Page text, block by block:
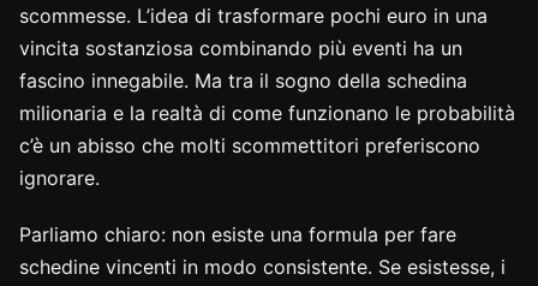
scommesse. L’idea di trasformare pochi euro in una
vincita sostanziosa combinando più eventi ha un
fascino innegabile. Ma tra il sogno della schedina
milionaria e la realtà di come funzionano le probabilità
c’è un abisso che molti scommettitori preferiscono
ignorare.
Parliamo chiaro: non esiste una formula per fare
schedine vincenti in modo consistente. Se esistesse, i